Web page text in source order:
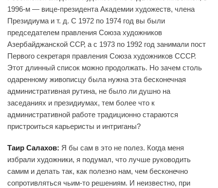
1996-м — вице-президента Академии художеств, члена
Президиума и т. д. С 1972 по 1974 год вы были
председателем правления Союза художников
Азербайджанской ССР, а с 1973 по 1992 год занимали пост
Первого секретаря правления Союза художников СССР.
Этот длинный список можно продолжать. Но зачем столь
одаренному живописцу была нужна эта бесконечная
административная рутина, не было ли душно на
заседаниях и президиумах, тем более что к
административной работе традиционно стараются
пристроиться карьеристы и интриганы?
Таир Салахов: Я бы сам в это не полез. Когда меня
избрали художники, я подумал, что лучше руководить
самим и делать так, как полезно нам, чем бесконечно
сопротивляться чьим-то решениям. И неизвестно, при